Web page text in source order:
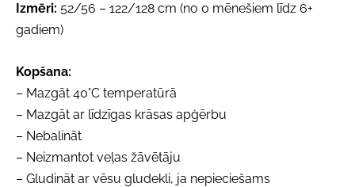
Izmēri: 52/56 – 122/128 cm (no 0 mēnešiem līdz 6+
gadiem)
Kopšana:
– Mazgāt 40°C temperatūrā
– Mazgāt ar līdzīgas krāsas apģērbu
– Nebalināt
– Neizmantot veļas žāvētāju
– Gludināt ar vēsu gludekli, ja nepieciešams